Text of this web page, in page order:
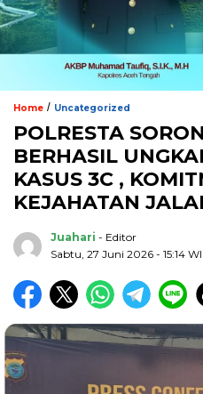
Home / Uncategorized
POLRESTA
BERHASIL
KASUS 3C ,
KEJAHATAN
Juahari - Editor
Sabtu, 27 Juni 2026 - 15:14